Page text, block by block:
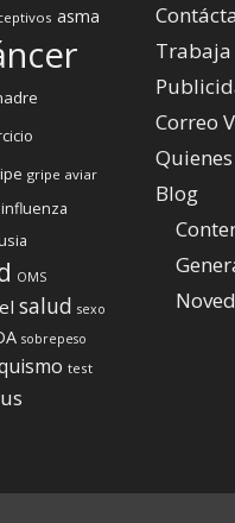
asma
gripe aviar
influenza
OMS
salud sexo
sobrepeso
test
Trabaja
Correo
Blog